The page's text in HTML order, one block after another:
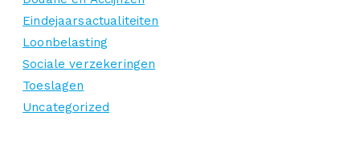
Eindejaarsactualiteiten
Loonbelasting
Sociale verzekeringen
Toeslagen
Uncategorized